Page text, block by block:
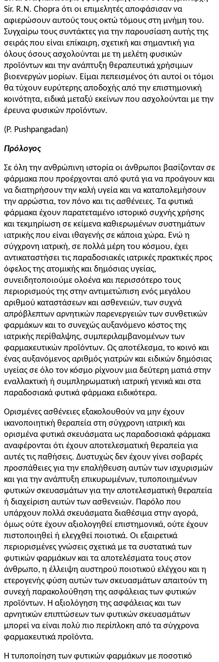
Sir. R.N. Chopra ότι οι επιμελητές αποφάσισαν να
αφιερώσουν αυτούς τους οκτώ τόμους στη μνήμη του.
Συγχαίρω τους συντάκτες για την παρουσίαση αυτής της
σειράς που είναι επίκαιρη, σχετική και σημαντική για
όλους όσους ασχολούνται με τη μελέτη φυσικών
προϊόντων και την ανάπτυξη θεραπευτικά χρήσιμων
βιοενεργών μορίων. Είμαι πεπεισμένος ότι αυτοί οι τόμοι
θα τύχουν ευρύτερης αποδοχής από την επιστημονική
κοινότητα, ειδικά μεταξύ εκείνων που ασχολούνται με την
έρευνα φυσικών προϊόντων.
(P. Pushpangadan)
Πρόλογος
Σε όλη την ανθρώπινη ιστορία οι άνθρωποι βασίζονταν σε
φάρμακα που προέρχονται από φυτά για να προάγουν και
να διατηρήσουν την καλή υγεία και να καταπολεμήσουν
την αρρώστια, τον πόνο και τις ασθένειες. Τα φυτικά
φάρμακα έχουν παρατεταμένο ιστορικό συχνής χρήσης
και τεκμηρίωση σε κείμενα καθιερωμένων συστημάτων
ιατρικής που είναι ιθαγενής σε κάποια χώρα. Ενώ η
σύγχρονη ιατρική, σε πολλά μέρη του κόσμου, έχει
αντικαταστήσει τις παραδοσιακές ιατρικές πρακτικές προς
όφελος της ατομικής και δημόσιας υγείας,
συνειδητοποιούμε ολοένα και περισσότερο τους
περιορισμούς της στην αντιμετώπιση ενός μεγάλου
αριθμού καταστάσεων και ασθενειών, των συχνά
απρόβλεπτων αρνητικών παρενεργειών των συνθετικών
φαρμάκων και το συνεχώς αυξανόμενο κόστος της
ιατρικής περίθαλψης, συμπεριλαμβανομένων των
φαρμακευτικών προϊόντων. Ως αποτέλεσμα, το κοινό και
ένας αυξανόμενος αριθμός γιατρών και ειδικών δημόσιας
υγείας σε όλο τον κόσμο ρίχνουν μια δεύτερη ματιά στην
εναλλακτική ή συμπληρωματική ιατρική γενικά και στα
παραδοσιακά φυτικά φάρμακα ειδικότερα.
Ορισμένες ασθένειες εξακολουθούν να μην έχουν
ικανοποιητική θεραπεία στη σύγχρονη ιατρική και
ορισμένα φυτικά σκευάσματα ως παραδοσιακά φάρμακα
αναφέρονται ότι έχουν αποτελεσματική θεραπεία για
αυτές τις παθήσεις. Δυστυχώς δεν έχουν γίνει σοβαρές
προσπάθειες για την επαλήθευση αυτών των ισχυρισμών
και για την ανάπτυξη επικυρωμένων, τυποποιημένων
φυτικών σκευασμάτων για την αποτελεσματική θεραπεία
ή διαχείριση αυτών των ασθενειών. Παρόλο που
υπάρχουν πολλά σκευάσματα διαθέσιμα στην αγορά,
όμως ούτε έχουν αξιολογηθεί επιστημονικά, ούτε έχουν
πιστοποιηθεί ή ελεγχθεί ποιοτικά. Οι εξαιρετικά
περιορισμένες γνώσεις σχετικά με τα συστατικά των
φυτικών φαρμάκων και τα αποτελέσματα τους στον
άνθρωπο, η έλλειψη αυστηρού ποιοτικού ελέγχου και η
ετερογενής φύση αυτών των σκευασμάτων απαιτούν τη
συνεχή παρακολούθηση της ασφάλειας των φυτικών
προϊόντων. Η αξιολόγηση της ασφάλειας και των
αρνητικών επιπτώσεων των φυτικών σκευασμάτων
μπορεί να είναι πολύ πιο περίπλοκη από τα σύγχρονα
φαρμακευτικά προϊόντα.
Η τυποποίηση των φυτικών φαρμάκων με ποσοτικό